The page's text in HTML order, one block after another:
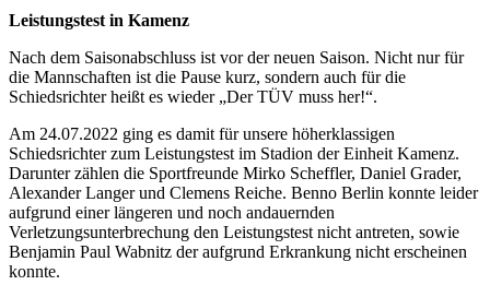
Leistungstest in Kamenz
Nach dem Saisonabschluss ist vor der neuen Saison. Nicht nur für
die Mannschaften ist die Pause kurz, sondern auch für die
Schiedsrichter heißt es wieder „Der TÜV muss her!“.
Am 24.07.2022 ging es damit für unsere höherklassigen
Schiedsrichter zum Leistungstest im Stadion der Einheit Kamenz.
Darunter zählen die Sportfreunde Mirko Scheffler, Daniel Grader,
Alexander Langer und Clemens Reiche. Benno Berlin konnte leider
aufgrund einer längeren und noch andauernden
Verletzungsunterbrechung den Leistungstest nicht antreten, sowie
Benjamin Paul Wabnitz der aufgrund Erkrankung nicht erscheinen
konnte.